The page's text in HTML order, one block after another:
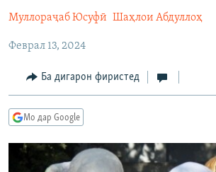
феҳристи
аслӣ
Ҷаҳиш
ҷустор
ҚАЗИЯИ "КРОКУС"
ОСИЁИ МАРКАЗӢ
ФАРҲАНГ
ВАРЗИШ
ТАҲҚИҚОТ
ҶАНГ ДАР УКРАИНА
НАЗАРИ МАРДУМ
ОЗОДӢ ОНЛАЙН
ВИДЕО
НИГОРИСТОН
РӮЙХАТҲО
КИТОБҲОИ ОЗОДӢ
Муллораҷаб Юсуфӣ Шаҳлои Абдуллоҳ
Феврал 13, 2024
Ба дигарон фиристед
Мо дар Google